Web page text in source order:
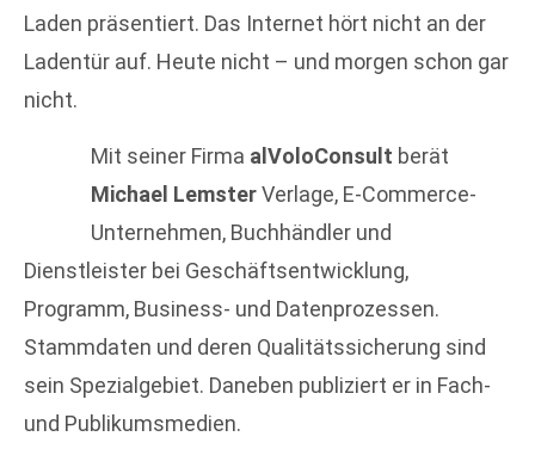
Laden präsentiert. Das Internet hört nicht an der
Ladentür auf. Heute nicht – und morgen schon gar
nicht.
Mit seiner Firma alVoloConsult berät
Michael LemsterVerlage, E-Commerce-
Unternehmen, Buchhändler und
Dienstleister bei Geschäftsentwicklung,
Programm, Business- und Datenprozessen.
Stammdaten und deren Qualitätssicherung sind
sein Spezialgebiet. Daneben publiziert er in Fach-
und Publikumsmedien.